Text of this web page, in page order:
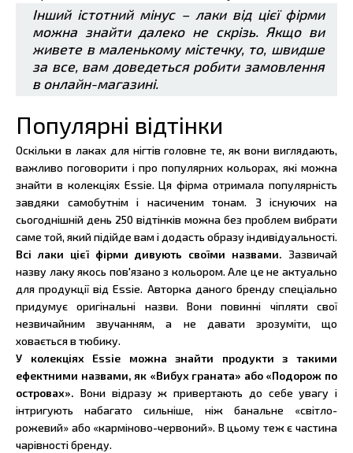
Інший істотний мінус – лаки від цієї фірми
можна знайти далеко не скрізь. Якщо ви
живете в маленькому містечку, то, швидше
за все, вам доведеться робити замовлення
в онлайн-магазині.
Популярні відтінки
Оскільки в лаках для нігтів головне те, як вони виглядають,
важливо поговорити і про популярних кольорах, які можна
знайти в колекціях Essie. Ця фірма отримала популярність
завдяки самобутнім і насиченим тонам. З існуючих на
сьогоднішній день 250 відтінків можна без проблем вибрати
саме той, який підійде вам і додасть образу індивідуальності.
Всі лаки цієї фірми дивують своїми назвами. Зазвичай
назву лаку якось пов'язано з кольором. Але це не актуально
для продукції від Essie. Авторка даного бренду спеціально
придумує оригінальні назви. Вони повинні чіпляти свої
незвичайним звучанням, а не давати зрозуміти, що
ховається в тюбику.
У колекціях Essie можна знайти продукти з такими
ефектними назвами, як «Вибух граната» або «Подорож по
островах». Вони відразу ж привертають до себе увагу і
інтригують набагато сильніше, ніж банальне «світло-
рожевий» або «карміново-червоний». В цьому теж є частина
чарівності бренду.